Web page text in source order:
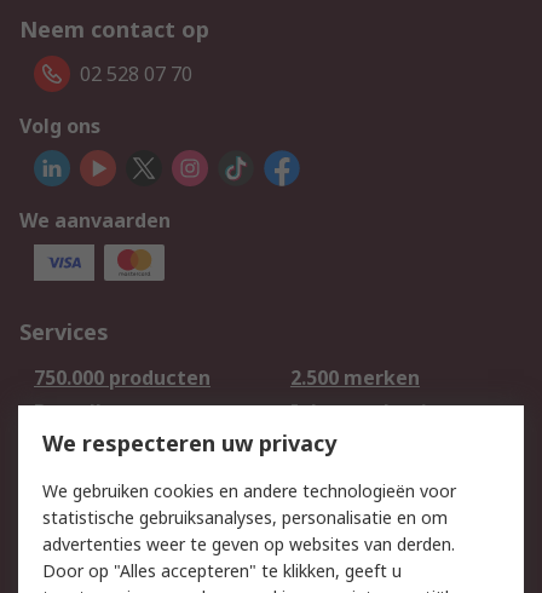
Neem contact op
02 528 07 70
Volg ons
We aanvaarden
Services
750.000 producten
2.500 merken
Bestellen
Inkoopoplossingen
Retouren
Technisch advies
Track & Trace
Wettelijk
Cookiebeleid Email veiligheid
We respecteren uw privacy
We gebruiken cookies en andere technologieën voor
statistische gebruiksanalyses, personalisatie en om
advertenties weer te geven op websites van derden.
Door op "Alles accepteren" te klikken, geeft u